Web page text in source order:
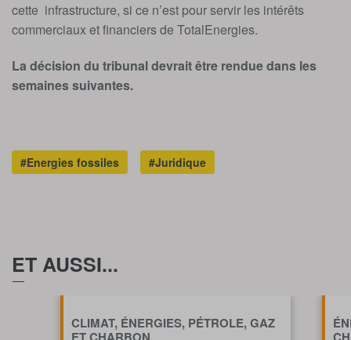
cette infrastructure, si ce n’est pour servir les intérêts
commerciaux et financiers de TotalEnergies.
La décision du tribunal devrait être rendue dans les
semaines suivantes.
#Energies fossiles #Juridique
ET AUSSI...
CLIMAT, ÉNERGIES, PÉTROLE, GAZ